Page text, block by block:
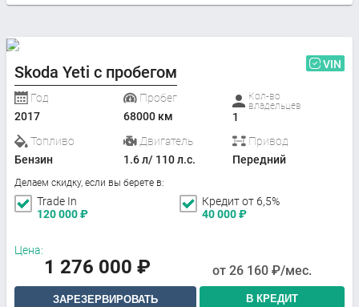
Skoda Yeti с пробегом VIN
Год
2017
Пробег
68000 км
Кол-во
владельцев
1
Топливо
Бензин
Двигатель
1.6 л/ 110 л.с.
Привод
Передний
Делаем скидку, если вы берете в:
Trade In
120 000₽
Кредит от 6,5%
40 000₽
Цена:
1 276 000 ₽ от 26 160 ₽/мес.
ЗАРЕЗЕРВИРОВАТЬ В КРЕДИТ